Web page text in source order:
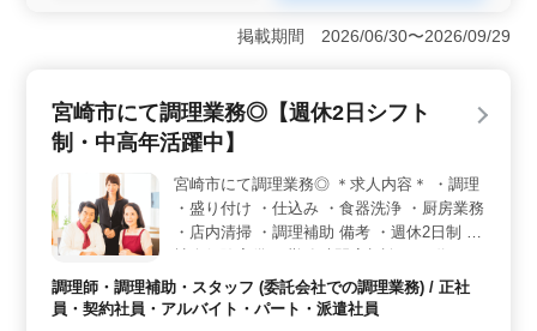
＜働きやすさ＞ 残業少なめでプライベートも充実。週
休2日制でしっかり休めます。ブランクがある方も歓迎し
ており、復職もしやすい環境です。 ＜福利厚生＞
崎市に位置し、アクセスも良好。 車通勤も可能で、通
勤しやすい環境です。
掲載期間 2026/06/30〜2026/09/29
宮崎市にて調理業務◎【週休2日シフト
制・中高年活躍中】
宮崎市にて調理業務◎ ＊求人内容＊ ・調理
・盛り付け ・仕込み ・食器洗浄 ・厨房業務
・店内清掃 ・調理補助 備考 ・週休2日制 ・
代の採用実績あり 今まで培ってきた経験を
若手に教えていきませんか？ ブランクのあ
調理師・調理補助・スタッフ (委託会社での調理業務) / 正社
員・契約社員・アルバイト・パート・派遣社員